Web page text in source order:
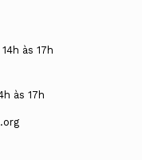
às 17h
às 17h